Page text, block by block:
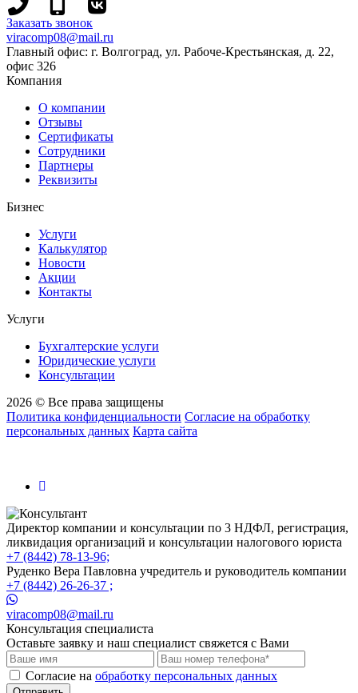
+7
(8442)
78-
13-
96
+7
(995)
695-
70-
99
Заказать звонок
viracomp08@mail.ru
Главный офис: г. Волгоград, ул. Рабоче-Крестьянская, д. 22,
офис 326
Компания
О компании
Отзывы
Сертификаты
Сотрудники
Партнеры
Реквизиты
Бизнес
Услуги
Калькулятор
Новости
Акции
Контакты
Услуги
Бухгалтерские услуги
Юридические услуги
Консультации
2026 © Все права защищены
Политика конфиденциальности Согласие на обработку
персональных данных Карта сайта
Директор компании и консультации по 3 НДФЛ, регистрация,
ликвидация организаций и консультации налогового юриста
+7 (8442) 78-13-96;
Руденко Вера Павловна учредитель и руководитель компании
+7 (8442) 26-26-37 ;
viracomp08@mail.ru
Консультация специалиста
Оставьте заявку и наш специалист свяжется с Вами
Cогласие на обработку персональных данных